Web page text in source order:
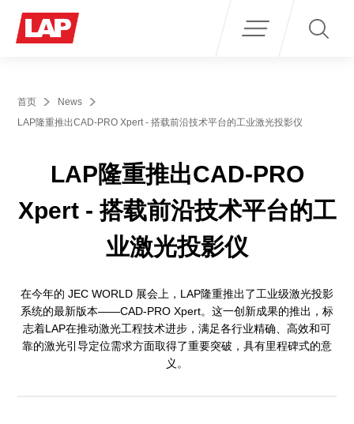
首页
News
LAP隆重推出CAD-PRO Xpert - 搭载前沿技术平台的工业激光投影仪
LAP隆重推出CAD-PRO
Xpert - 搭载前沿技术平台的工
业激光投影仪
在今年的 JEC WORLD 展会上，LAP隆重推出了工业级激光投影
系统的最新版本——CAD-PRO Xpert。这一创新成果的推出，标
志着LAP在推动激光工程技术进步，满足各行业精确、高效和可
靠的激光引导定位需求方面取得了重要突破，具有里程碑式的意
义。